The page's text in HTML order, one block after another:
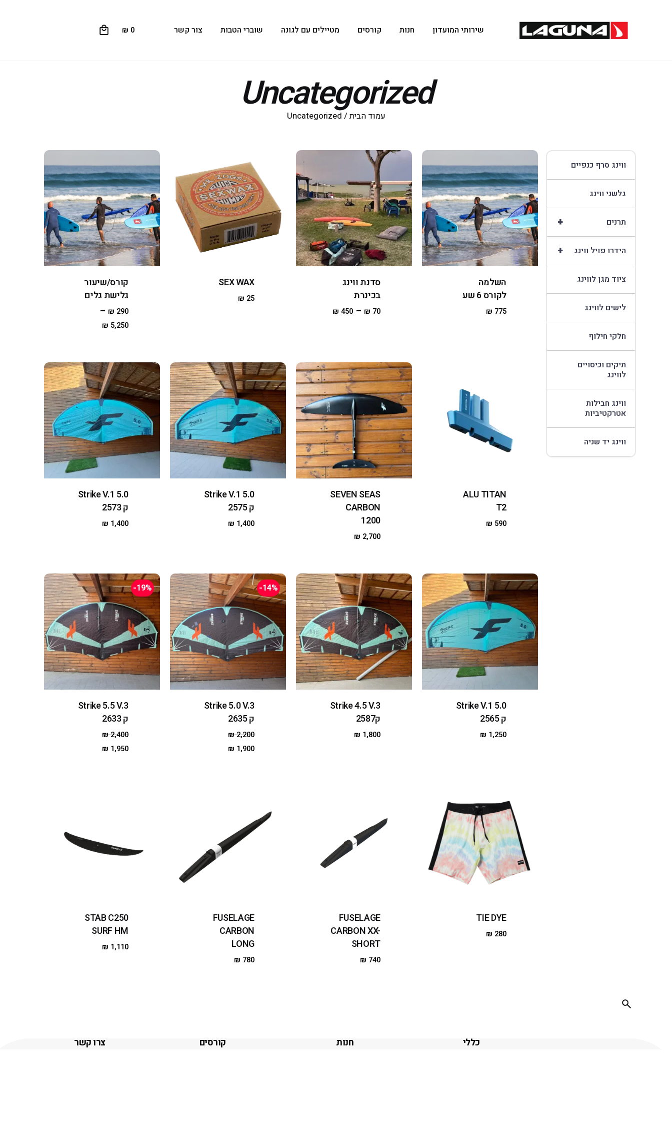
שירותי המועדון חנות קורסים מטיילים עם לגונה שוברי הטבות צור קשר ₪ 0
Uncategorized
עמוד הבית/ Uncategorized
ווינג סרף כנפיים
גלשני ווינג
+ תרנים
+ הידרו פויל ווינג
ציוד מגן לווינג
לישים לווינג
חלקי חילוף
תיקים וכיסויים
לווינג
ווינג חבילות
אטרקטיביות
ווינג יד שניה
השלמה
לקורס 6 שע
₪ 775
סדנת ווינג
בכינרת
₪ 70
–
₪ 450
SEX WAX
₪ 25
קורס/שיעור
גלישת גלים
₪ 290
–
₪ 5,250
ALU TITAN
T2
₪ 590
SEVEN SEAS
CARBON
1200
₪ 2,700
Strike V.1 5.0
ק 2575
₪ 1,400
Strike V.1 5.0
ק 2573
₪ 1,400
Strike V.1 5.0
ק 2565
₪ 1,250
Strike 4.5 V.3
ק2587
₪ 1,800
-14%
Strike 5.0 V.3
ק 2635
₪2,200
₪ 1,900
-19%
Strike 5.5 V.3
ק 2633
₪2,400
₪ 1,950
TIE DYE
₪ 280
FUSELAGE
CARBON XX-
SHORT
₪ 740
FUSELAGE
CARBON
LONG
₪ 780
STAB C250
SURF HM
₪ 1,110
צרו קשר קורסים חנות כללי